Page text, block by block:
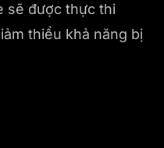
sẽ được thực thi
thiểu khả năng bị